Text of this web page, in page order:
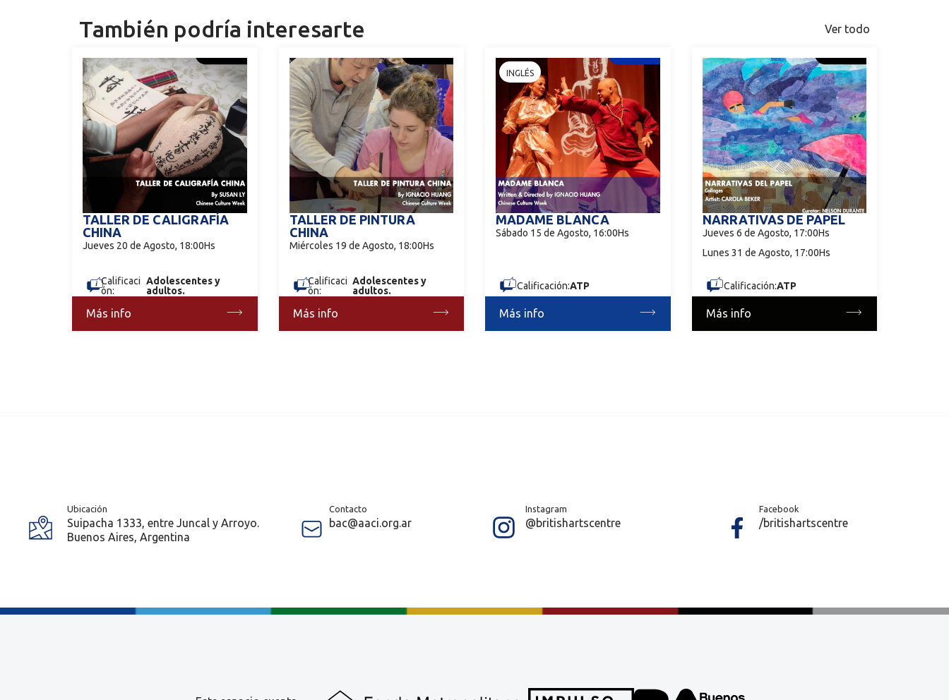
También podría interesarte Ver todo
TALLER DE CALIGRAFÍA
CHINA
Jueves 20 de Agosto, 18:00Hs
Calificaci
ón:
Adolescentes y
adultos.
Más info
TALLER DE PINTURA
CHINA
Miércoles 19 de Agosto, 18:00Hs
Calificaci
ón:
Adolescentes y
adultos.
Más info
INGLÉS
MADAME BLANCA
Sábado 15 de Agosto, 16:00Hs
Calificación:ATP
Más info
NARRATIVAS DE PAPEL
Jueves 6 de Agosto, 17:00Hs
Lunes 31 de Agosto, 17:00Hs
Calificación:ATP
Más info
Ubicación
Suipacha 1333, entre Juncal y Arroyo.
Buenos Aires, Argentina
Contacto
bac@aaci.org.ar
Instagram
@britishartscentre
Facebook
/britishartscentre